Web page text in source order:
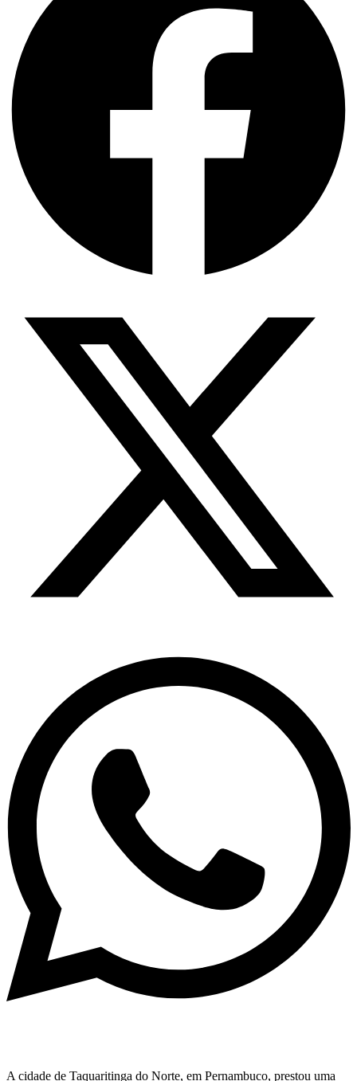
A cidade de Taquaritinga do Norte, em Pernambuco, prestou uma